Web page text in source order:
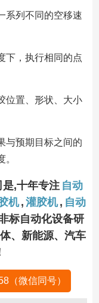
系列不同的空移速
下，执行相同的点
位置、形状、大小
与预期目标之间的
,十年专注 自动
机 , 灌胶机 , 自动
标自动化设备研
、新能源、汽车
（微信同号）